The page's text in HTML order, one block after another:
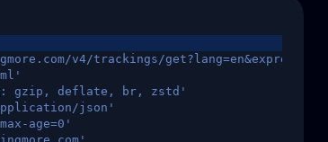
v4/trackings/
gzip, deflate, br, zstd'
json'
age=0'